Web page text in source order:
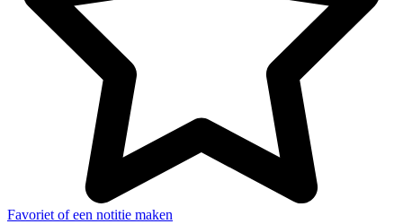
Favoriet of een notitie maken